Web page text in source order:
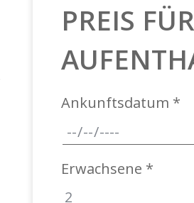
PREIS
Ankunftsdatum *
Erwachsene *